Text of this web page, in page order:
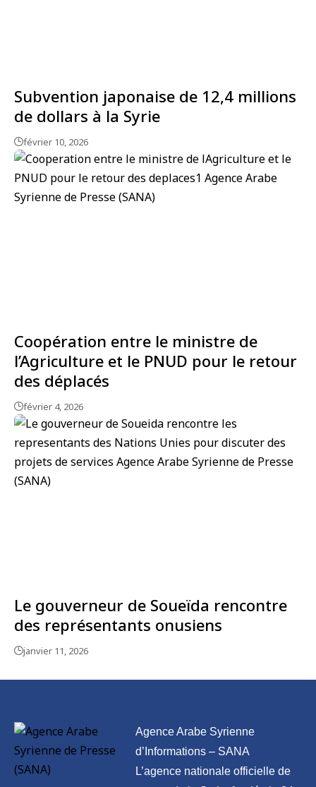
Subvention japonaise de 12,4 millions
de dollars à la Syrie
février 10, 2026
Coopération entre le ministre de
l’Agriculture et le PNUD pour le retour
des déplacés
février 4, 2026
Le gouverneur de Soueïda rencontre
des représentants onusiens
janvier 11, 2026
Agence Arabe Syrienne
d’Informations – SANA
L’agence nationale officielle de